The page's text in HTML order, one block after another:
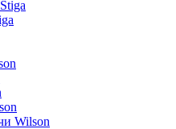
Wilson